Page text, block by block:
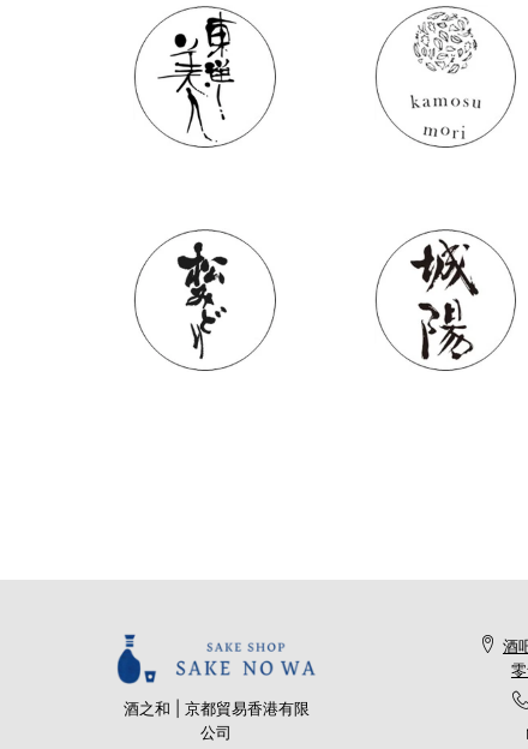
酒之和 | 京都貿易香港有限
公司
酒